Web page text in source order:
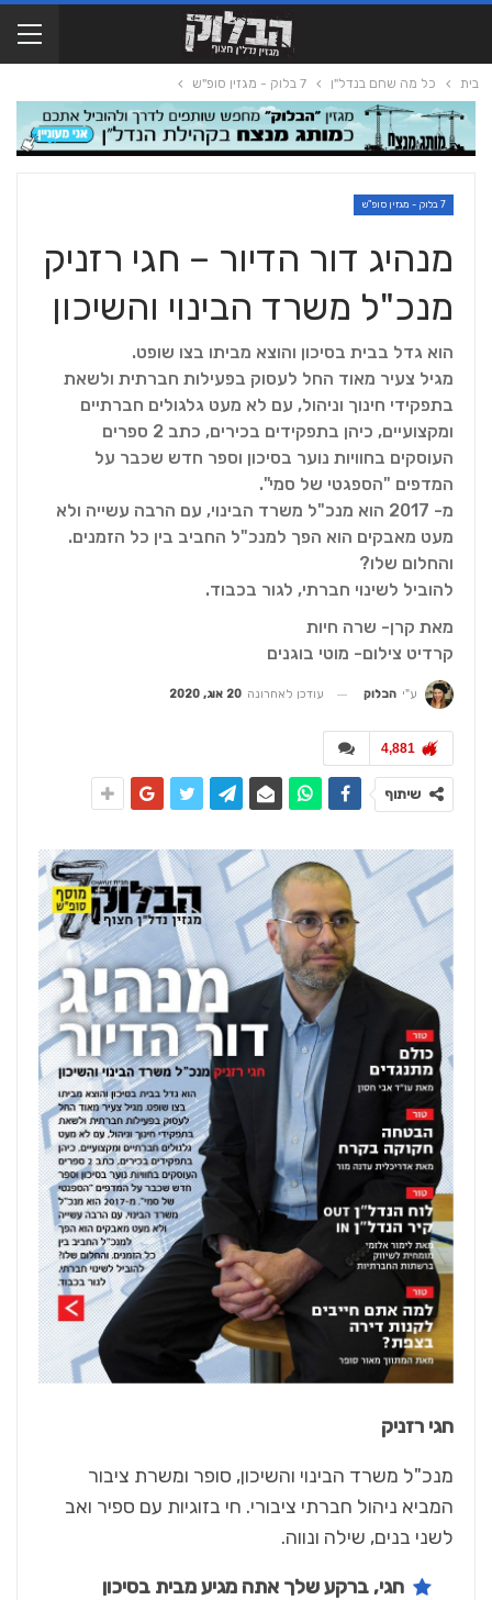
בית כל מה שחם בנדל"ן 7 בלוק - מגזין סופ"ש
7 בלוק - מגזין סופ"ש
מנהיג דור הדיור – חגי רזניק
מנכ"ל משרד הבינוי והשיכון
הוא גדל בבית בסיכון והוצא מביתו בצו שופט.
מגיל צעיר מאוד החל לעסוק בפעילות חברתית ולשאת
בתפקידי חינוך וניהול, עם לא מעט גלגולים חברתיים
ומקצועיים, כיהן בתפקידים בכירים, כתב 2 ספרים
העוסקים בחוויות נוער בסיכון וספר חדש שכבר על
המדפים "הספגטי של סמי".
מ- 2017 הוא מנכ"ל משרד הבינוי, עם הרבה עשייה ולא
מעט מאבקים הוא הפך למנכ"ל החביב בין כל הזמנים.
והחלום שלו?
להוביל לשינוי חברתי, לגור בכבוד.
מאת קרן- שרה חיות
קרדיט צילום- מוטי בוגנים
ע"י הבלוק עודכן לאחרונה 20 אוג, 2020
4,881
שיתוף
חגי רזניק
מנכ"ל משרד הבינוי והשיכון, סופר ומשרת ציבור
המביא ניהול חברתי ציבורי. חי בזוגיות עם ספיר ואב
לשני בנים, שילה ונווה.
חגי, ברקע שלך אתה מגיע מבית בסיכון